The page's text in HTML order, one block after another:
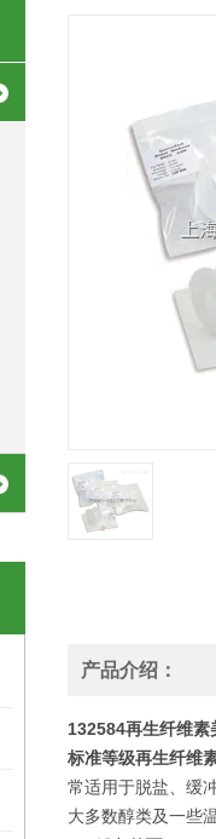
产品介绍：
132584再生纤维
标准等级再生纤维
常适用于脱盐、缓
大多数醇类及一些